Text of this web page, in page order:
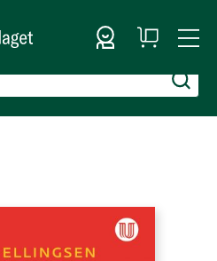
Sign In
My
Cart